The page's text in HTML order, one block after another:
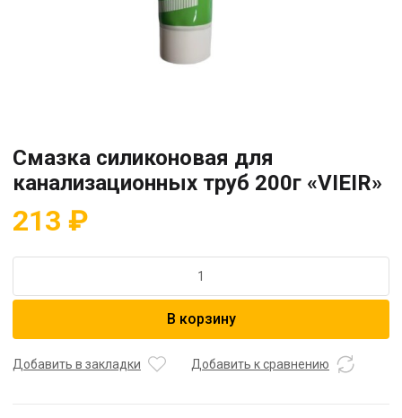
Смазка силиконовая для
канализационных труб 200г «VIEIR»
213 ₽
Смазка
канализационных
В корзину
Добавить в закладки Добавить к сравнению